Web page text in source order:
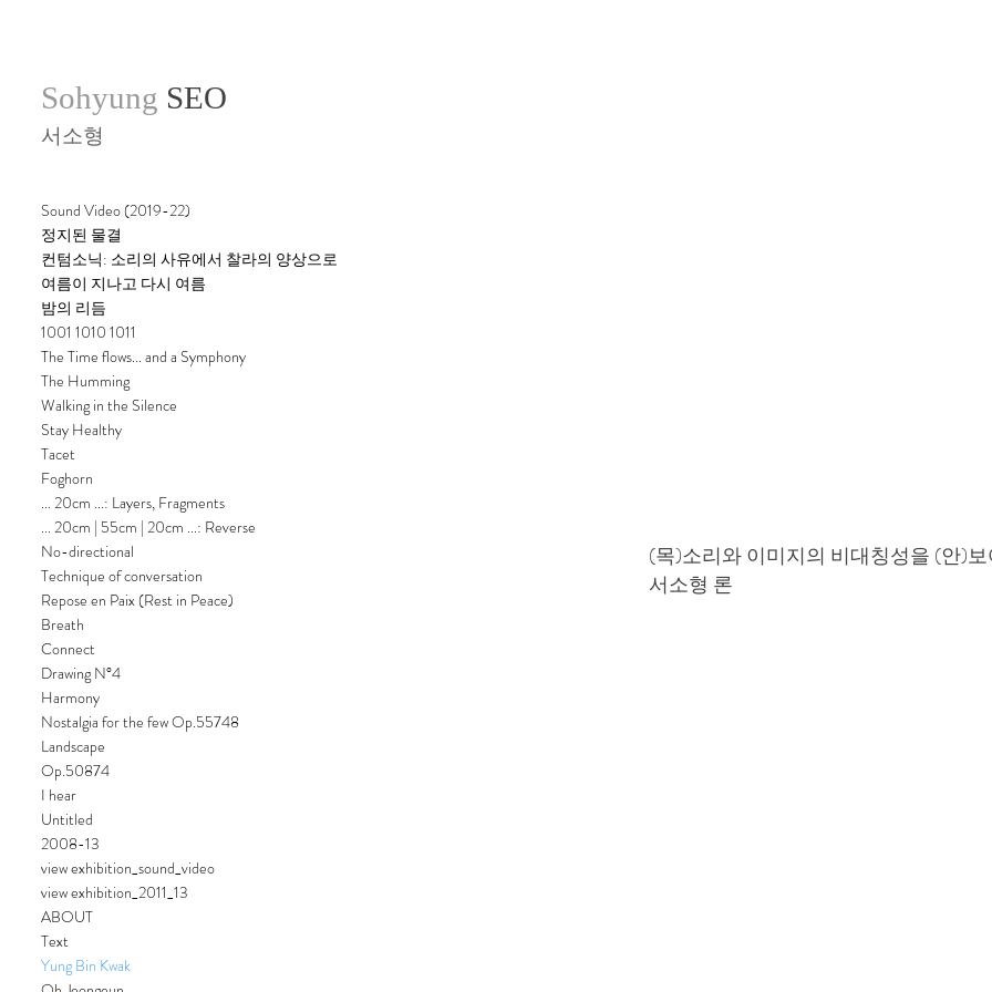
(목)소리와 이미지의 비대칭성을 (안)
서소형 론
Sound Video (2019-22)
정지된 물결
컨텀소닉: 소리의 사유에서 찰라의 양상으로
여름이 지나고 다시 여름
밤의 리듬
1001 1010 1011
The Time flows... and a Symphony
The Humming
Walking in the Silence
Stay Healthy
Tacet
Foghorn
... 20cm ...: Layers, Fragments
... 20cm | 55cm | 20cm ...: Reverse
No-directional
Technique of conversation
Repose en Paix (Rest in Peace)
Breath
Connect
Drawing N°4
Harmony
Nostalgia for the few Op.55748
Landscape
Op.50874
I hear
Untitled
2008-13
view exhibition_sound_video
view exhibition_2011_13
ABOUT
Text
Yung Bin Kwak
Sohyung SEO
서소형